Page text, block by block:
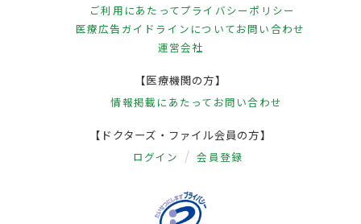
ご利用にあたってプライバシーポリシー
医療広告ガイドラインについてお問い合わせ
運営会社
【医療機関の方】
情報掲載にあたって お問い合わせ
【ドクターズ・ファイル会員の方】
ログイン 会員登録